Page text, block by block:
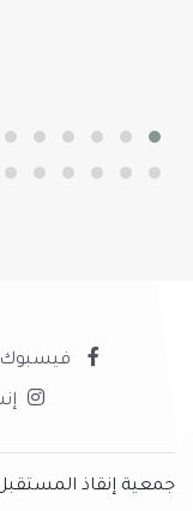
فيسبوك
جمعية إنقاذ المستقبل